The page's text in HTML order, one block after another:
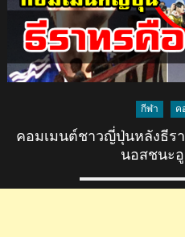
กีฬา ค
คอมเมนต์ชาวญี่ปุ่นหลังธีร
นอสชนะอู